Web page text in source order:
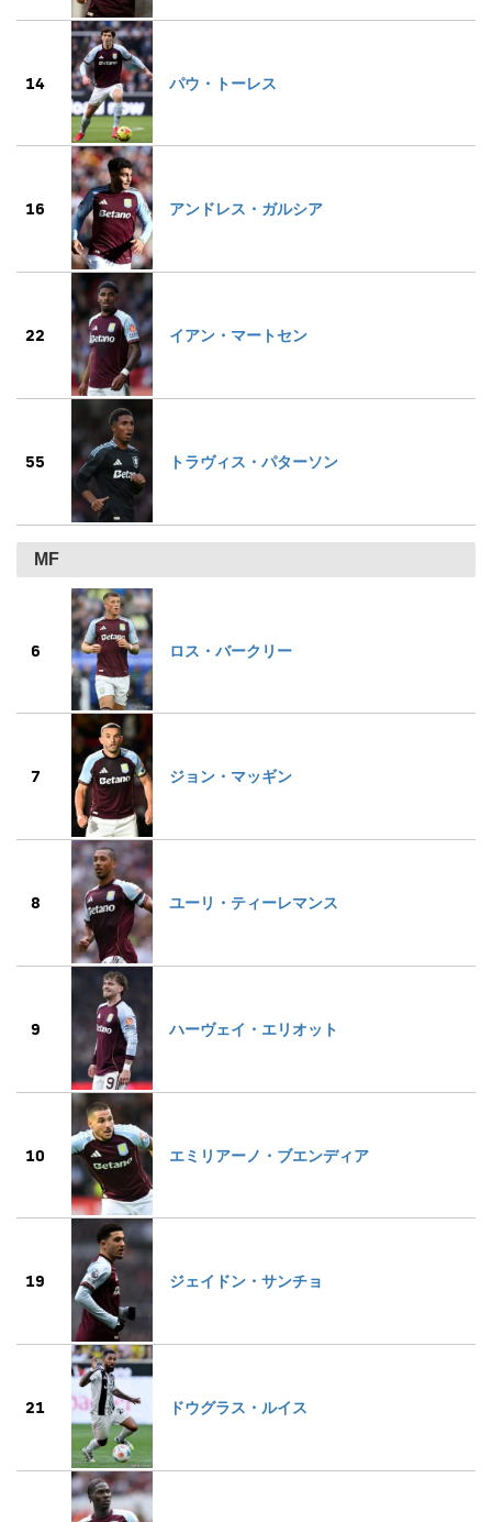
14 パウ・トーレス
16 アンドレス・ガルシア
22 イアン・マートセン
55 トラヴィス・パターソン
MF
6 ロス・バークリー
7 ジョン・マッギン
8 ユーリ・ティーレマンス
9 ハーヴェイ・エリオット
10 エミリアーノ・ブエンディア
19 ジェイドン・サンチョ
21 ドウグラス・ルイス